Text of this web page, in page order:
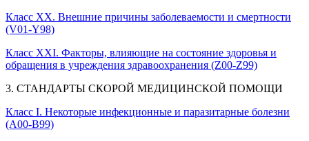
Класс XX. Внешние причины заболеваемости и смертности
(V01-Y98)
Класс XXI. Факторы, влияющие на состояние здоровья и
обращения в учреждения здравоохранения (Z00-Z99)
3. СТАНДАРТЫ СКОРОЙ МЕДИЦИНСКОЙ ПОМОЩИ
Класс I. Некоторые инфекционные и паразитарные болезни
(A00-B99)